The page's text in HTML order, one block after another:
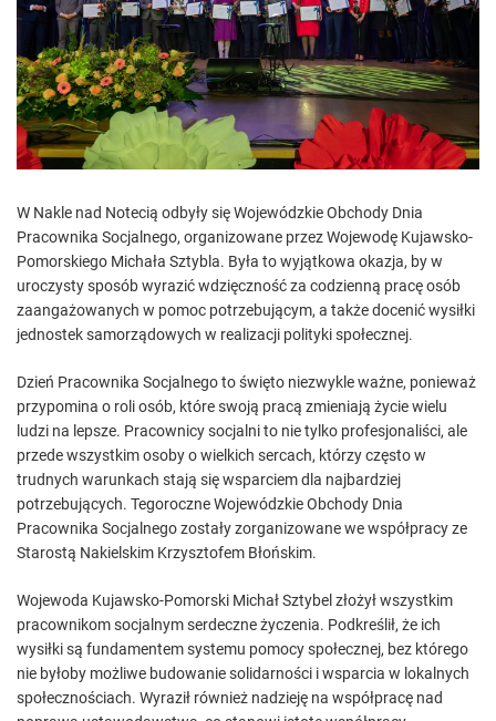
e
d
e
a
d
t
i
m
e
W Nakle nad Notecią odbyły się Wojewódzkie Obchody Dnia
Pracownika Socjalnego, organizowane przez Wojewodę Kujawsko-
Pomorskiego Michała Sztybla. Była to wyjątkowa okazja, by w
uroczysty sposób wyrazić wdzięczność za codzienną pracę osób
zaangażowanych w pomoc potrzebującym, a także docenić wysiłki
jednostek samorządowych w realizacji polityki społecznej.
Dzień Pracownika Socjalnego to święto niezwykle ważne, ponieważ
przypomina o roli osób, które swoją pracą zmieniają życie wielu
ludzi na lepsze. Pracownicy socjalni to nie tylko profesjonaliści, ale
przede wszystkim osoby o wielkich sercach, którzy często w
trudnych warunkach stają się wsparciem dla najbardziej
potrzebujących. Tegoroczne Wojewódzkie Obchody Dnia
Pracownika Socjalnego zostały zorganizowane we współpracy ze
Starostą Nakielskim Krzysztofem Błońskim.
Wojewoda Kujawsko-Pomorski Michał Sztybel złożył wszystkim
pracownikom socjalnym serdeczne życzenia. Podkreślił, że ich
wysiłki są fundamentem systemu pomocy społecznej, bez którego
nie byłoby możliwe budowanie solidarności i wsparcia w lokalnych
społecznościach. Wyraził również nadzieję na współpracę nad